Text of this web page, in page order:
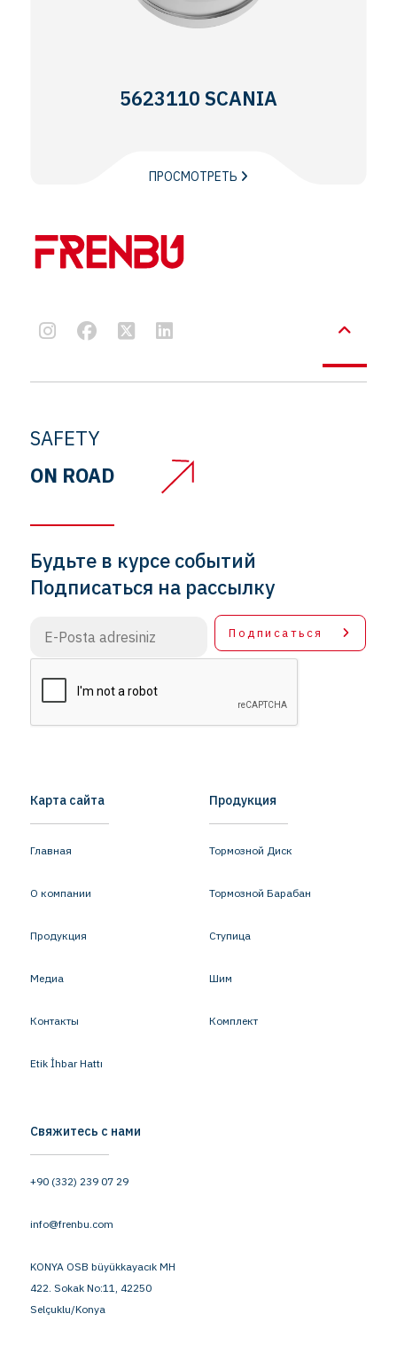
5623110 SCANIA
ПРОСМОТРЕТЬ
SAFETY
ON ROAD
Будьте в курсе событий
Подписаться на рассылку
Подписаться
Карта сайта
Главная
О компании
Продукция
Медиа
Контакты
Etik İhbar Hattı
Продукция
Тормозной Диск
Тормозной Барабан
Ступица
Шим
Комплект
Свяжитесь с нами
+90 (332) 239 07 29
info@frenbu.com
KONYA OSB büyükkayacık MH
422. Sokak No:11, 42250
Selçuklu/Konya